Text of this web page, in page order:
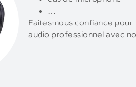
…
Faites-nous confiance
audio professionnel avec